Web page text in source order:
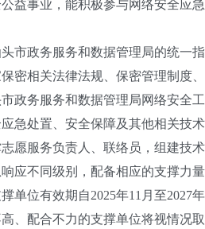
事业，能积极参与网络安全应急
政务服务和数据管理局的统一指
相关法律法规、保密管理制度、
务服务和数据管理局网络安全工
急处置、安全保障及其他相关技术
服务负责人、联络员，组建技术
应不同级别，配备相应的支撑力量
位有效期自2025年11月至2027
、配合不力的支撑单位将视情况